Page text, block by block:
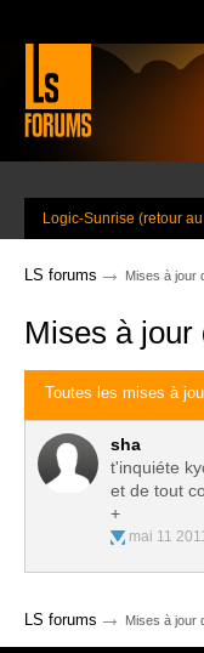
Logic-Sunrise (retour
LS forums → Mises à jour
Mises à jour
Toutes les mises à
sha
t'inquiéte
et de tout
+
mai 11
LS forums → Mises à jour